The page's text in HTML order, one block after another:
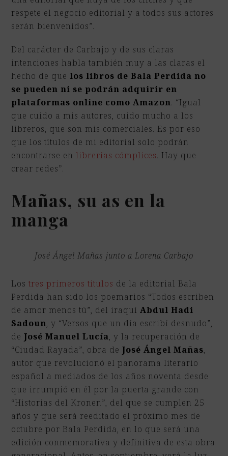
respete el negocio editorial y a todos sus actores
serán bienvenidos”.
Del carácter de Carbajo y de sus claras
intenciones habla también muy a las claras el
hecho de que los libros de Bala Perdida no
se pueden ni se podrán adquirir en
plataformas online como Amazon. “Igual
que cuido a mis autores, cuido mucho a los
libreros, que son mis comerciales. Es por eso
que los títulos de mi editorial solo podrán
encontrarse en librerías cómplices. Hay que
crear redes”.
Mañas, su as en la
manga
José Ángel Mañas junto a Lorena Carbajo
Lostres primeros títulos de la editorial Bala
Perdida han sido los poemarios “Todos escriben
de amor menos tú”, del iraquíAbdul Hadi
Sadoun, y “Versos que un día escribí desnudo”,
deJosé Manuel Lucía, y la recuperación de
“Ciudad Rayada”, obra deJosé Ángel Mañas,
autor que revolucionó el panorama literario
español a mediados de los años noventa desde
que irrumpió en él por la puerta grande con
“Historias del Kronen”, del que se cumplen 25
años y que será reeditado el próximo mes de
octubre por Bala Perdida, en lo que será una
edición conmemorativa y definitiva de esta obra